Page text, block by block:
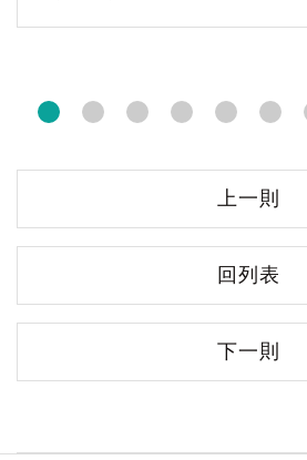
上一則
回列表
下一則